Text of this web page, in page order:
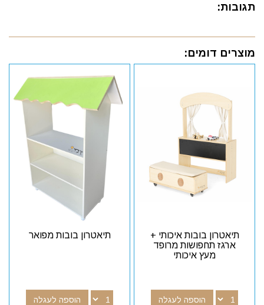
תגובות:
מוצרים דומים:
תיאטרון בובות איכותי +
ארגז תחפושות מרופד
מעץ איכותי
הוספה לעגלה
תיאטרון בובות מפואר
הוספה לעגלה